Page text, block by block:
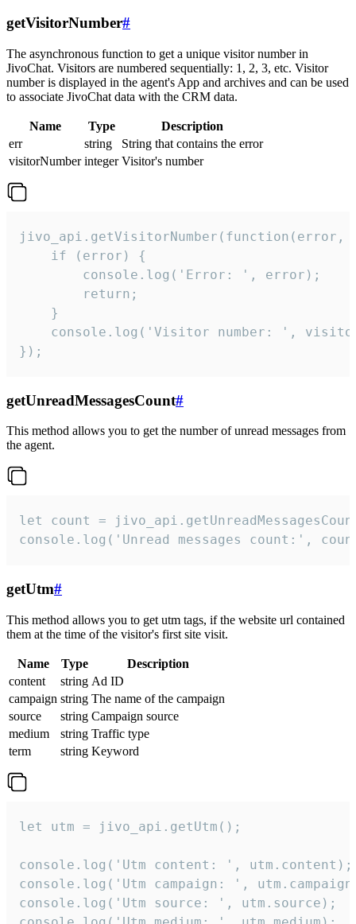
getVisitorNumber#
The asynchronous function to get a unique visitor number in
JivoChat. Visitors are numbered sequentially: 1, 2, 3, etc. Visitor
number is displayed in the agent's App and archives and can be used
to associate JivoChat data with the CRM data.
Name Type
Description
err
string
String that contains the error
visitorNumber integer Visitor's number
jivo_api.getVisitorNumber(function(error,
    if (error) {
        console.log('Error: ', error);
        return;
    }
console.log('Visitor number: ',
});
getUnreadMessagesCount#
This method allows you to get the number of unread messages from
the agent.
let count =
console.log('Unread messages count:',
getUtm#
This method allows you to get utm tags, if the website url contained
them at the time of the visitor's first site visit.
Name Type
Description
content
string Ad ID
campaign string The name of the campaign
source
string Campaign source
medium
string Traffic type
term
string Keyword
let utm = jivo_api.getUtm();
console.log('Utm content: ', utm.content);
console.log('Utm campaign: ',
console.log('Utm source: ', utm.source);